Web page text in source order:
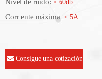
Nivel de ruido:≤ 60db
Corriente máxima:≤ 5A
Consigue una cotización